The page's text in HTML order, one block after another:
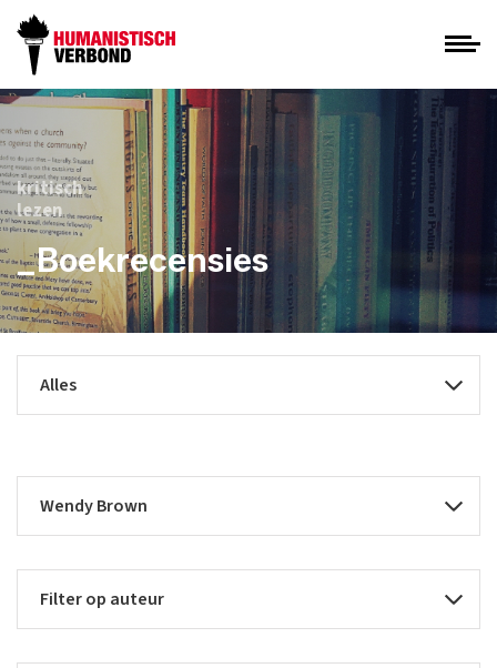
kritisch
lezen
_Boekrecensies